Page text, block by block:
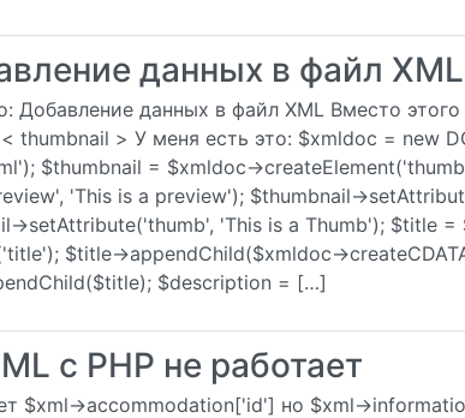
данных в файл XML
Добавление данных в файл XML Вместо
thumbnail > У меня есть это: $xmldoc = new
$thumbnail = $xmldoc-
'This is a preview'); $thumbnail-
>setAttribute('thumb', 'This is a Thumb'); $title
$title->appendChild($xmldoc-
$description = […]
с PHP не работает
$xml->accommodation['id'] но $xml-